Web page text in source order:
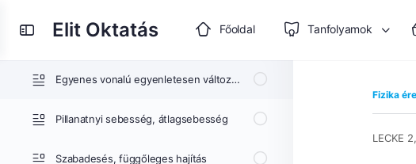
Toggle
Panel
Elit Oktatás Főoldal Tanfolyamok
Egyenes vonalú egyenletes mozgás
Egyenes vonalú egyenletesen változó mozgás
Pillanatnyi sebesség, átlagsebesség
Szabadesés, függőleges hajítás
Fizika
LECKE